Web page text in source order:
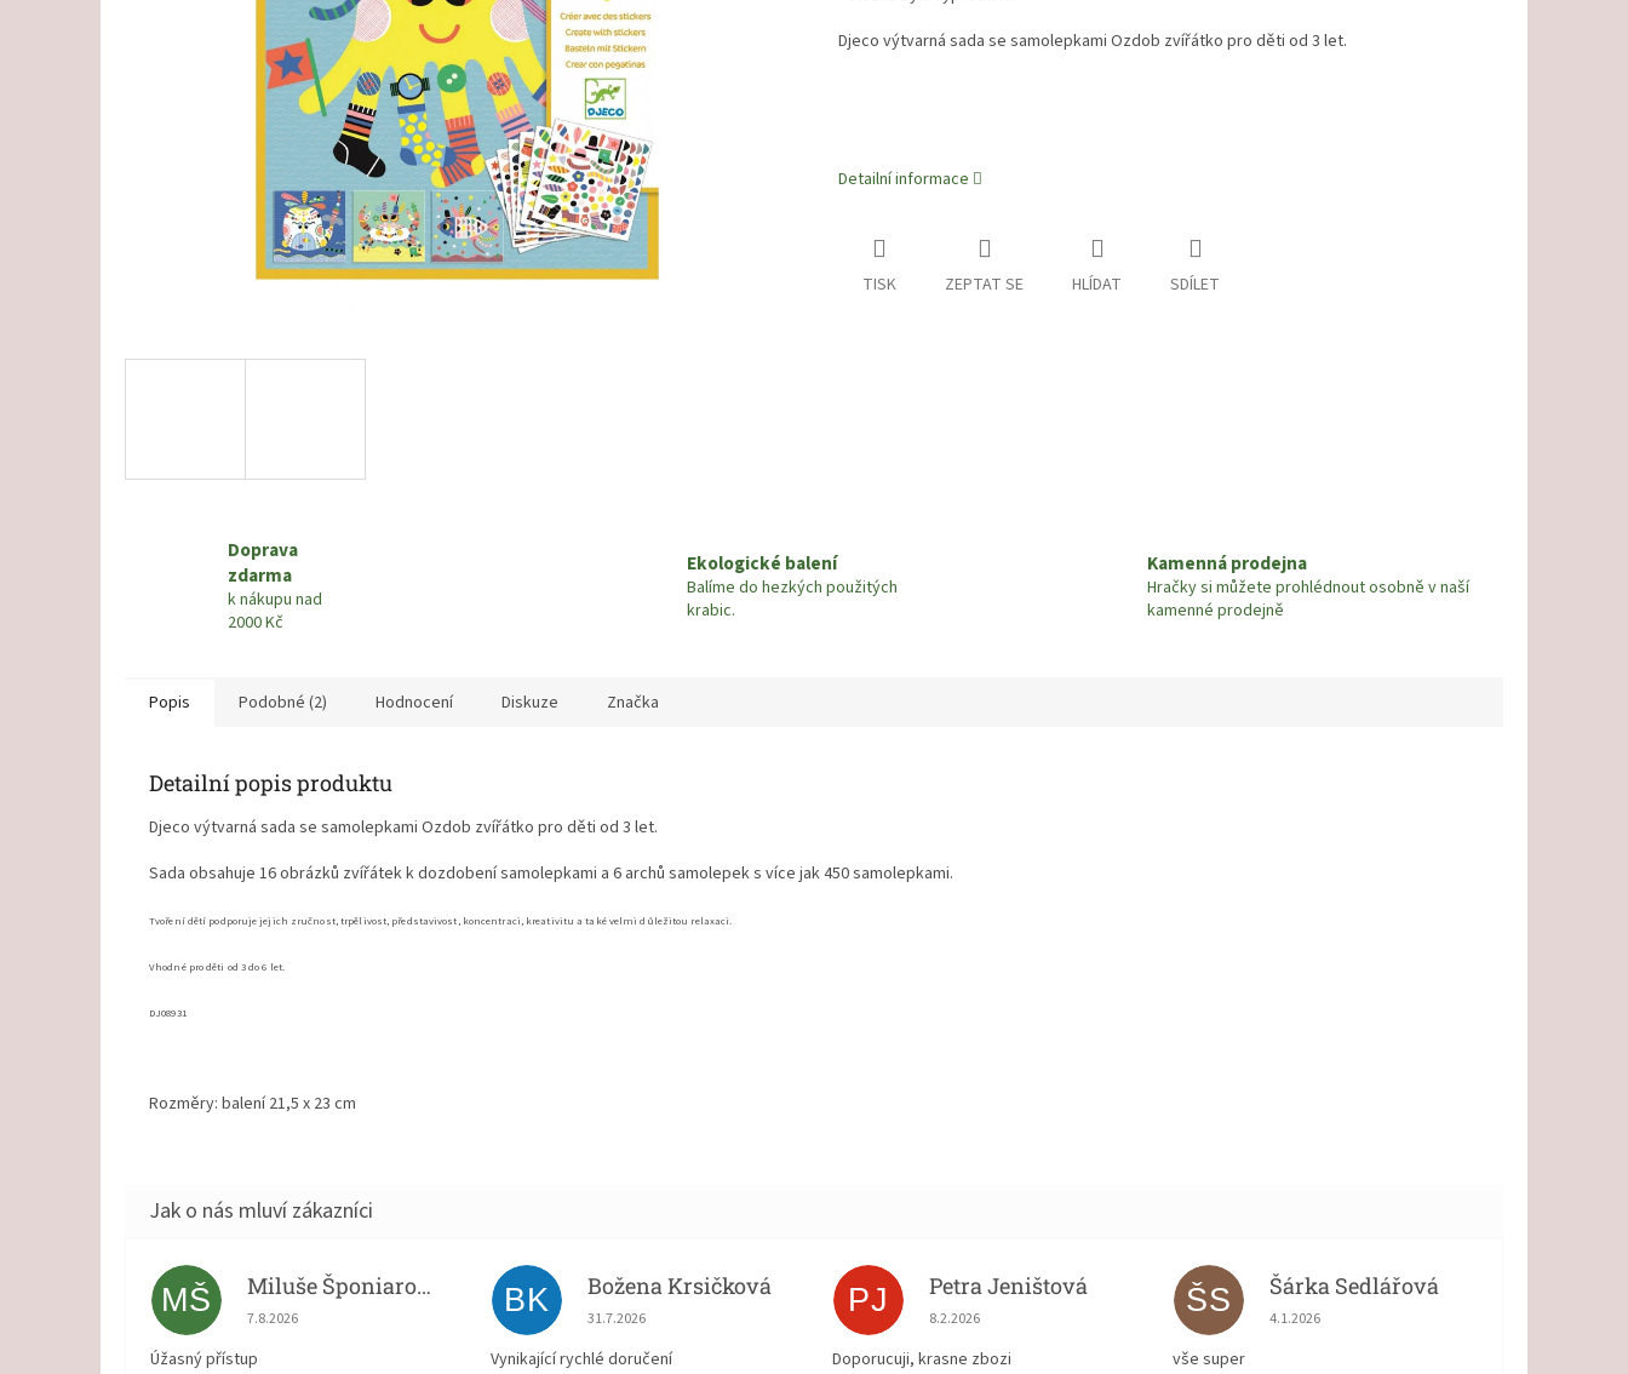
Djeco výtvarná sada se samolepkami Ozdob zvířátko pro děti od 3 let.
Detailní informace
TISK ZEPTAT SE HLÍDAT SDÍLET
Doprava
zdarma
k nákupu nad
2000 Kč
Ekologické balení
Balíme do hezkých použitých
krabic.
Kamenná prodejna
Hračky si můžete prohlédnout osobně v naší
kamenné prodejně
Popis Podobné (2) Hodnocení Diskuze Značka
Detailní popis produktu
Djeco výtvarná sada se samolepkami Ozdob zvířátko pro děti od 3 let.
Sada obsahuje 16 obrázků zvířátek k dozdobení samolepkami a 6 archů samolepek s více jak 450 samolepkami.
Tvoření dětí podporuje jejich zručnost, trpělivost, představivost, koncentraci, kreativitu a také velmi důležitou relaxaci.
Vhodné pro děti od 3 do 6 let.
DJ08931
Rozměry: balení21,5 x 23 cm
MŠ Miluše Šponiarová
Hodnocení obchodu je 5 z 5 hvězdiček.
7.8.2026
Úžasný přístup
BK Božena Krsičková
Hodnocení obchodu je 5 z 5 hvězdiček.
31.7.2026
Vynikající rychlé doručení
PJ Petra Jeništová
Hodnocení obchodu je 5 z 5 hvězdiček.
8.2.2026
Doporucuji, krasne zbozi
ŠS Šárka Sedlářová
Hodnocení obchodu je 5 z 5 hvězdiček.
4.1.2026
vše super